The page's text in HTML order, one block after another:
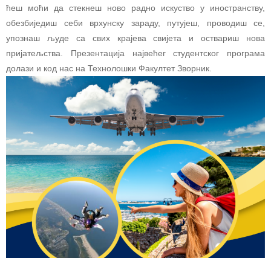
ћеш моћи да стекнеш ново радно искуство у иностранству,
обезбиједиш себи врхунску зараду, путујеш, проводиш се,
упознаш људе са свих крајева свијета и оствариш нова
пријатељства. Презентација највећег студентског програма
долази и код нас на Технолошки Факултет Зворник.